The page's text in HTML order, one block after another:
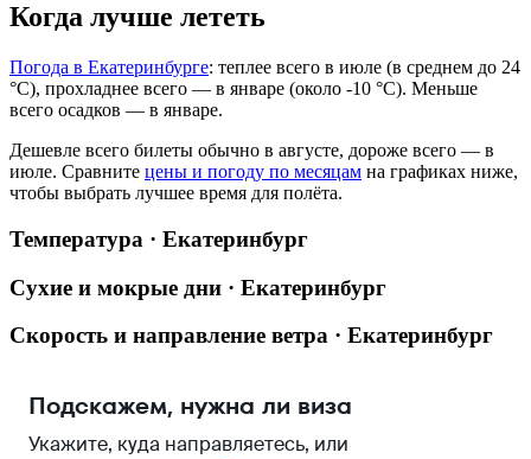
Когда лучше лететь
Погода в Екатеринбурге: теплее всего в июле (в среднем до 24
°C), прохладнее всего — в январе (около -10 °C). Меньше
всего осадков — в январе.
Дешевле всего билеты обычно в августе, дороже всего — в
июле. Сравните цены и погоду по месяцам на графиках ниже,
чтобы выбрать лучшее время для полёта.
Температура · Екатеринбург
Сухие и мокрые дни · Екатеринбург
Скорость и направление ветра · Екатеринбург
Подскажем, нужна ли виза
Укажите, куда направляетесь, или